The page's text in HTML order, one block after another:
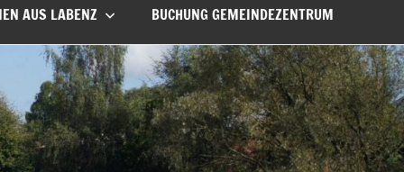
AUS LABENZ BUCHUNG GEMEINDEZENTRUM